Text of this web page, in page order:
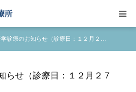
診療のお知らせ（診療日：１２月２…
らせ（診療日：１２月２７